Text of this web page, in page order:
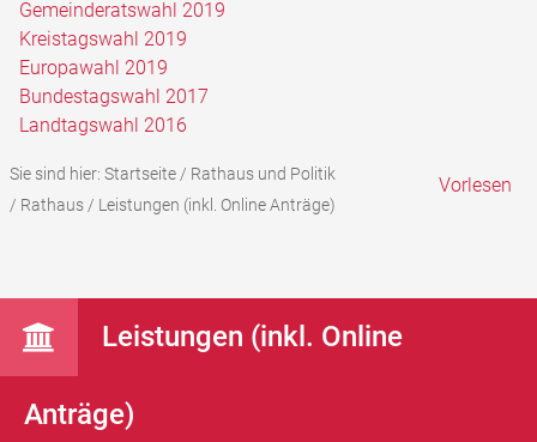
Gemeinderatswahl 2019
Kreistagswahl 2019
Europawahl 2019
Bundestagswahl 2017
Landtagswahl 2016
Sie sind hier: Startseite/ Rathaus und Politik
/ Rathaus/ Leistungen (inkl. Online Anträge)
Vorlesen
Leistungen (inkl. Online
Anträge)